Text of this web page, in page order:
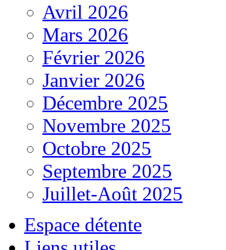
Avril 2026
Mars 2026
Février 2026
Janvier 2026
Décembre 2025
Novembre 2025
Octobre 2025
Septembre 2025
Juillet-Août 2025
Espace détente